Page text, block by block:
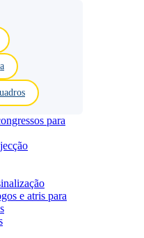
para
e atris para